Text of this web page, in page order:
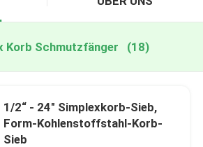
Korb Schmutzfänger (18)
1/2“ - 24" Simplexkorb-Sieb,
Form-Kohlenstoffstahl-Korb-
Sieb